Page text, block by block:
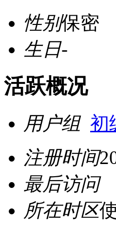
性别保密
生日-
活跃概况
用户组 初
注册时间
最后访问
所在时区